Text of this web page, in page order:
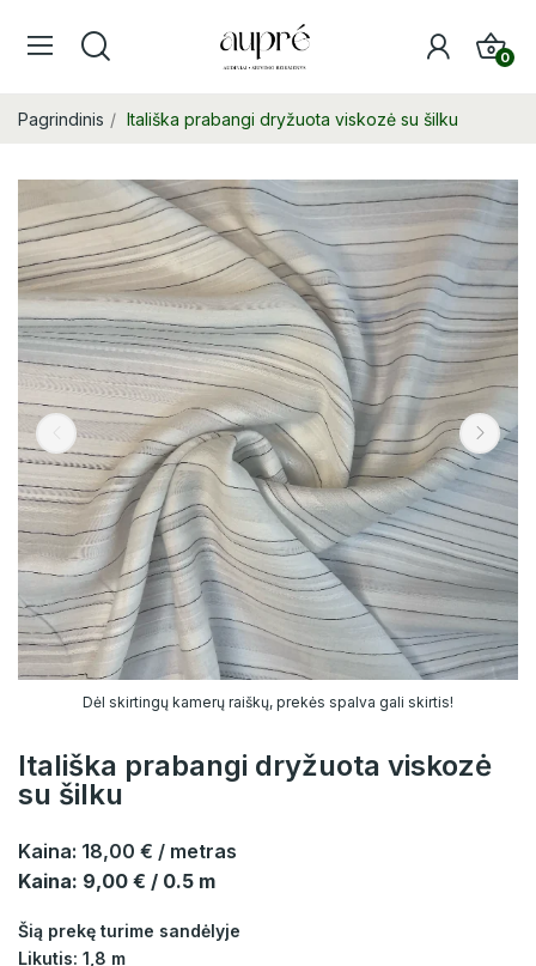
0
Pagrindinis Itališka prabangi dryžuota viskozė su šilku
Dėl skirtingų kamerų raiškų, prekės spalva gali skirtis!
Itališka prabangi dryžuota viskozė
su šilku
Kaina: 18,00 € / metras
Kaina: 9,00 € / 0.5 m
Šią prekę turime sandėlyje
Likutis: 1,8 m